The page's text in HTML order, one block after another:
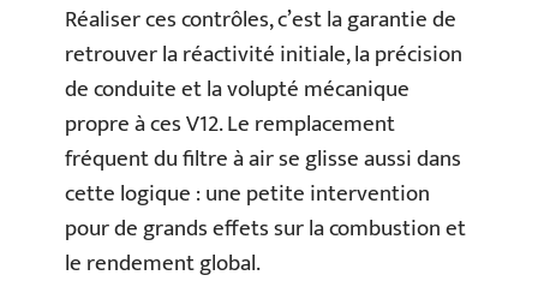
Réaliser ces contrôles, c’est la garantie de
retrouver la réactivité initiale, la précision
de conduite et la volupté mécanique
propre à ces V12. Le remplacement
fréquent du filtre à air se glisse aussi dans
cette logique : une petite intervention
pour de grands effets sur la combustion et
le rendement global.